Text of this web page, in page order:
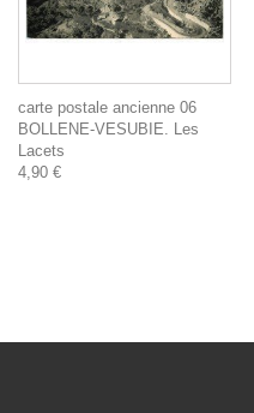
carte postale ancienne 06
BOLLENE-VESUBIE. Les
Lacets
4,90 €